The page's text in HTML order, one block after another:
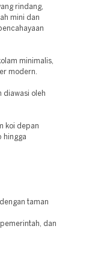
rindang,
mini dan
minimalis,
modern.
diawasi oleh
koi depan
hingga
taman
dan